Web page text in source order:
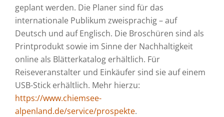
geplant werden. Die Planer sind für das
internationale Publikum zweisprachig – auf
Deutsch und auf Englisch. Die Broschüren sind als
Printprodukt sowie im Sinne der Nachhaltigkeit
online als Blätterkatalog erhältlich. Für
Reiseveranstalter und Einkäufer sind sie auf einem
USB-Stick erhältlich. Mehr hierzu:
https://www.chiemsee-
alpenland.de/service/prospekte.